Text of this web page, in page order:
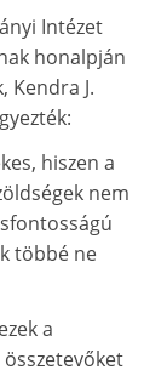
Intézet
honalpján
Kendra J.
hiszen a
nem
többé ne
a